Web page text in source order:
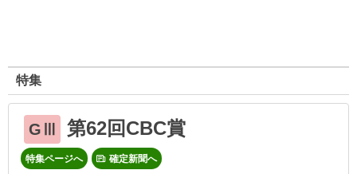
特集
GⅢ 第62回CBC賞
特集ページへ 確定新聞へ